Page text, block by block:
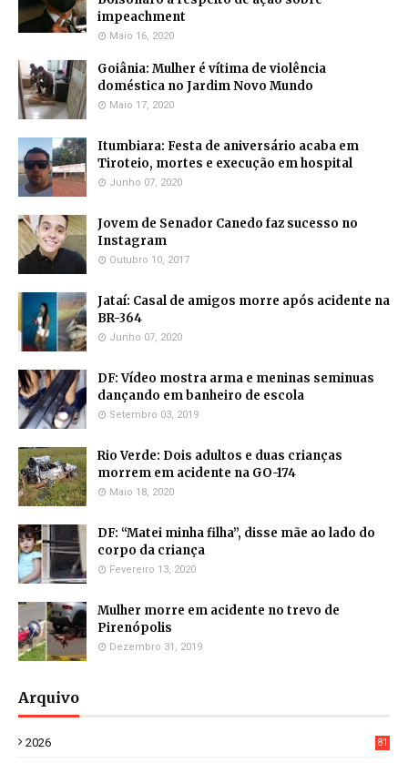
impeachment
Maio 16, 2020
Goiânia: Mulher é vítima de violência
doméstica no Jardim Novo Mundo
Maio 17, 2020
Itumbiara: Festa de aniversário acaba em
Tiroteio, mortes e execução em hospital
Junho 07, 2020
Jovem de Senador Canedo faz sucesso no
Instagram
Outubro 10, 2017
Jataí: Casal de amigos morre após acidente na
BR-364
Junho 07, 2020
DF: Vídeo mostra arma e meninas seminuas
dançando em banheiro de escola
Setembro 03, 2019
Rio Verde: Dois adultos e duas crianças
morrem em acidente na GO-174
Maio 18, 2020
DF: “Matei minha filha”, disse mãe ao lado do
corpo da criança
Fevereiro 13, 2020
Mulher morre em acidente no trevo de
Pirenópolis
Dezembro 31, 2019
Arquivo
2026
81